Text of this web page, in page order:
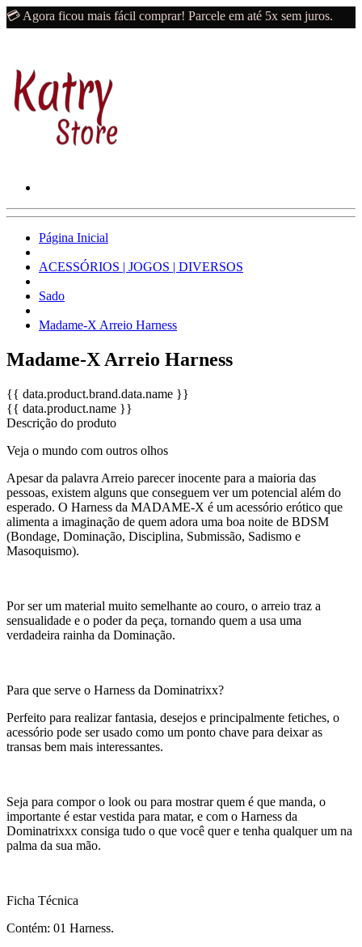
💳 Agora ficou mais fácil comprar! Parcele em até 5x sem juros.
Página Inicial
ACESSÓRIOS | JOGOS | DIVERSOS
Sado
Madame-X Arreio Harness
Madame-X Arreio Harness
{{ data.product.brand.data.name }}
{{ data.product.name }}
Descrição do produto
Veja o mundo com outros olhos
Apesar da palavra Arreio parecer inocente para a maioria das
pessoas, existem alguns que conseguem ver um potencial além do
esperado. O Harness da MADAME-X é um acessório erótico que
alimenta a imaginação de quem adora uma boa noite de BDSM
(Bondage, Dominação, Disciplina, Submissão, Sadismo e
Masoquismo).
Por ser um material muito semelhante ao couro, o arreio traz a
sensualidade e o poder da peça, tornando quem a usa uma
verdadeira rainha da Dominação.
Para que serve o Harness da Dominatrixx?
Perfeito para realizar fantasia, desejos e principalmente fetiches, o
acessório pode ser usado como um ponto chave para deixar as
transas bem mais interessantes.
Seja para compor o look ou para mostrar quem é que manda, o
importante é estar vestida para matar, e com o Harness da
Dominatrixxx consiga tudo o que você quer e tenha qualquer um na
palma da sua mão.
Ficha Técnica
Contém: 01 Harness.